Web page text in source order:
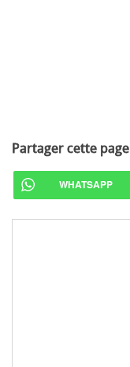
Partager cette page
WHATSAPP